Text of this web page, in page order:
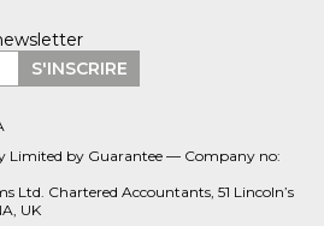
S'INSCRIRE
Limited by Guarantee — Company no:
Ltd. Chartered Accountants, 51 Lincoln’s
UK